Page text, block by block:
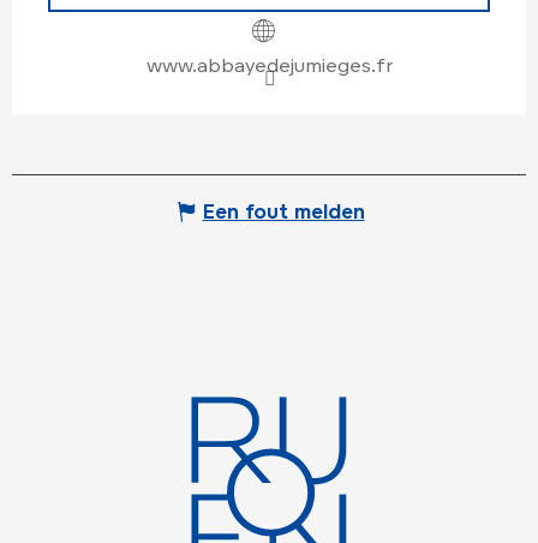
www.abbayedejumieges.fr
Een fout melden